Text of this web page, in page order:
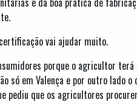
vai ajudar muito.
porque o agricultor
só em Valença e por outro lado
pediu que os agricultores